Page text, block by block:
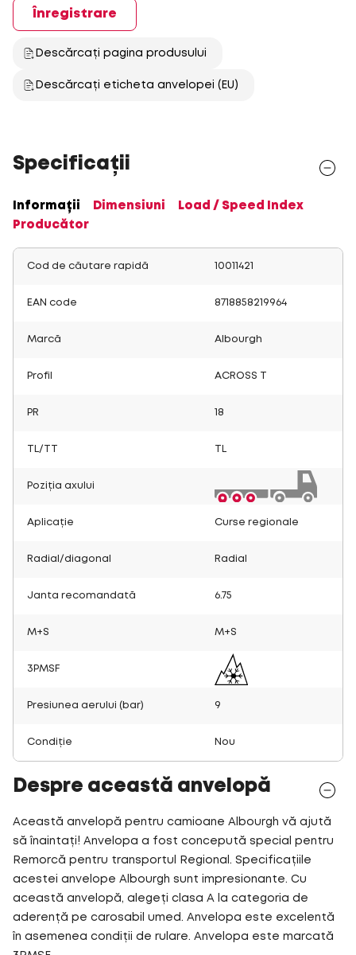
Înregistrare
Descărcați pagina produsului
Descărcați eticheta anvelopei (EU)
Specificații
Informații Dimensiuni
Load / Speed Index
Producător
Cod de căutare rapidă 10011421
EAN code 8718858219964
Marcă Albourgh
Profil ACROSS T
PR 18
TL/TT
Poziția axului
Aplicație Curse regionale
Radial/diagonal Radial
Janta recomandată 6.75
M+S M+S
3PMSF
Presiunea aerului (bar) 9
Condiție Nou
Despre această anvelopă
Această anvelopă pentru camioane Albourgh vă ajută
să înaintați! Anvelopa a fost concepută special pentru
Remorcă pentru transportul Regional. Specificațiile
acestei anvelope Albourgh sunt impresionante. Cu
această anvelopă, alegeți clasa A la categoria de
aderență pe carosabil umed. Anvelopa este excelentă
în asemenea condiții de rulare. Anvelopa este marcată